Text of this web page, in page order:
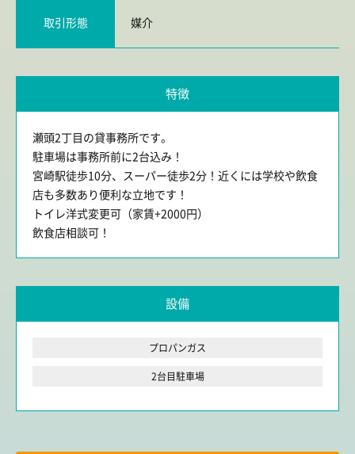
取引形態 媒介
特徴
瀬頭2丁目の貸事務所です。
駐車場は事務所前に2台込み！
宮崎駅徒歩10分、スーパー徒歩2分！近くには学校や飲食
店も多数あり便利な立地です！
トイレ洋式変更可（家賃+2000円）
飲食店相談可！
設備
プロパンガス
2台目駐車場